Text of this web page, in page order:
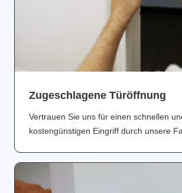
Zugeschlagene Türöffnung
Vertrauen Sie uns für einen schnellen
kostengünstigen Eingriff durch unsere